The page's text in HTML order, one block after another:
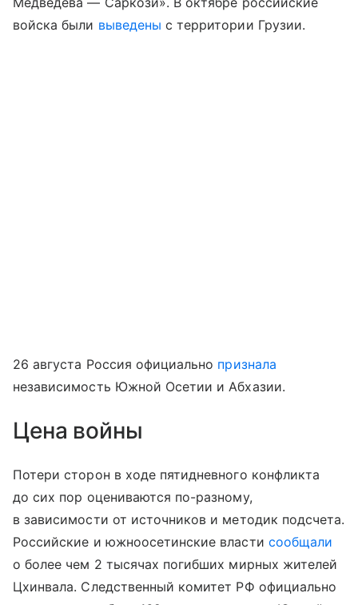
войска были выведены с территории Грузии.
26 августа Россия официально признала
независимость Южной Осетии и Абхазии.
Цена войны
Потери сторон в ходе пятидневного конфликта
до сих пор оцениваются по-разному,
в зависимости от источников и методик подсчета.
Российские и южноосетинские власти сообщали
о более чем 2 тысячах погибших мирных жителей
Цхинвала. Следственный комитет РФ официально